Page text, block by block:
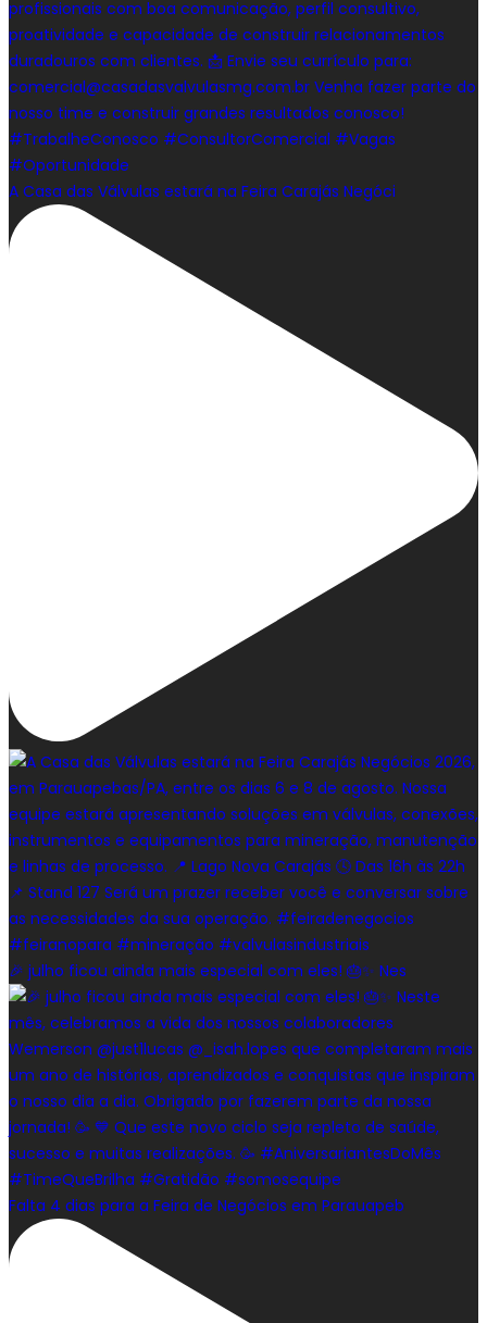
A Casa das Válvulas estará na Feira Carajás Negóci
🎉 julho ficou ainda mais especial com eles! 🎂✨ Nes
Falta 4 dias para a Feira de Negócios em Parauapeb